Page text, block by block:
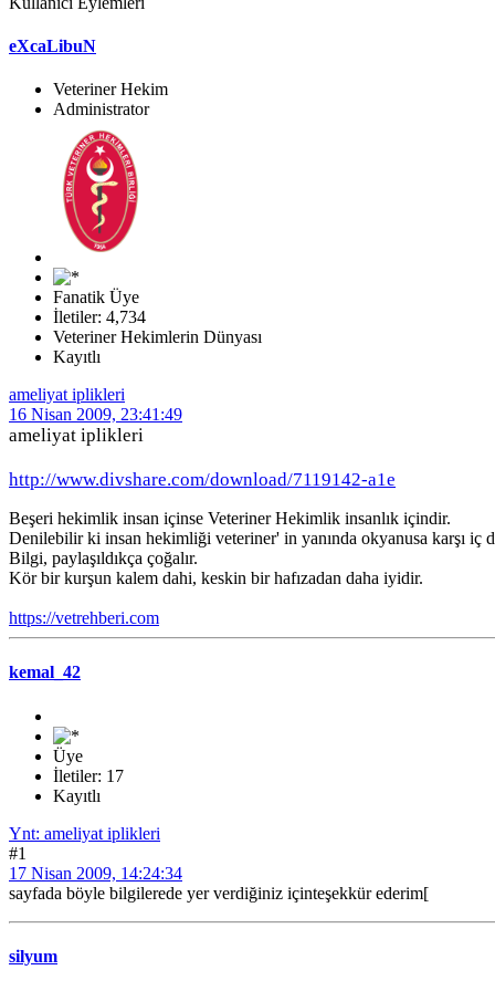
eXcaLibuN
Veteriner Hekim
Administrator
Fanatik Üye
İletiler: 4,734
Veteriner Hekimlerin Dünyası
Kayıtlı
ameliyat iplikleri
16 Nisan 2009, 23:41:49
ameliyat iplikleri
http://www.divshare.com/download/7119142-a1e
Beşeri hekimlik insan içinse Veteriner Hekimlik insanlık içindir.
Denilebilir ki insan hekimliği veteriner' in yanında okyanusa karşı iç
Bilgi, paylaşıldıkça çoğalır.
Kör bir kurşun kalem dahi, keskin bir hafızadan daha iyidir.
https://vetrehberi.com
kemal_42
Üye
İletiler: 17
Kayıtlı
Ynt: ameliyat iplikleri
#1
17 Nisan 2009, 14:24:34
sayfada böyle bilgilerede yer verdiğiniz içinteşekkür ederim[
silyum